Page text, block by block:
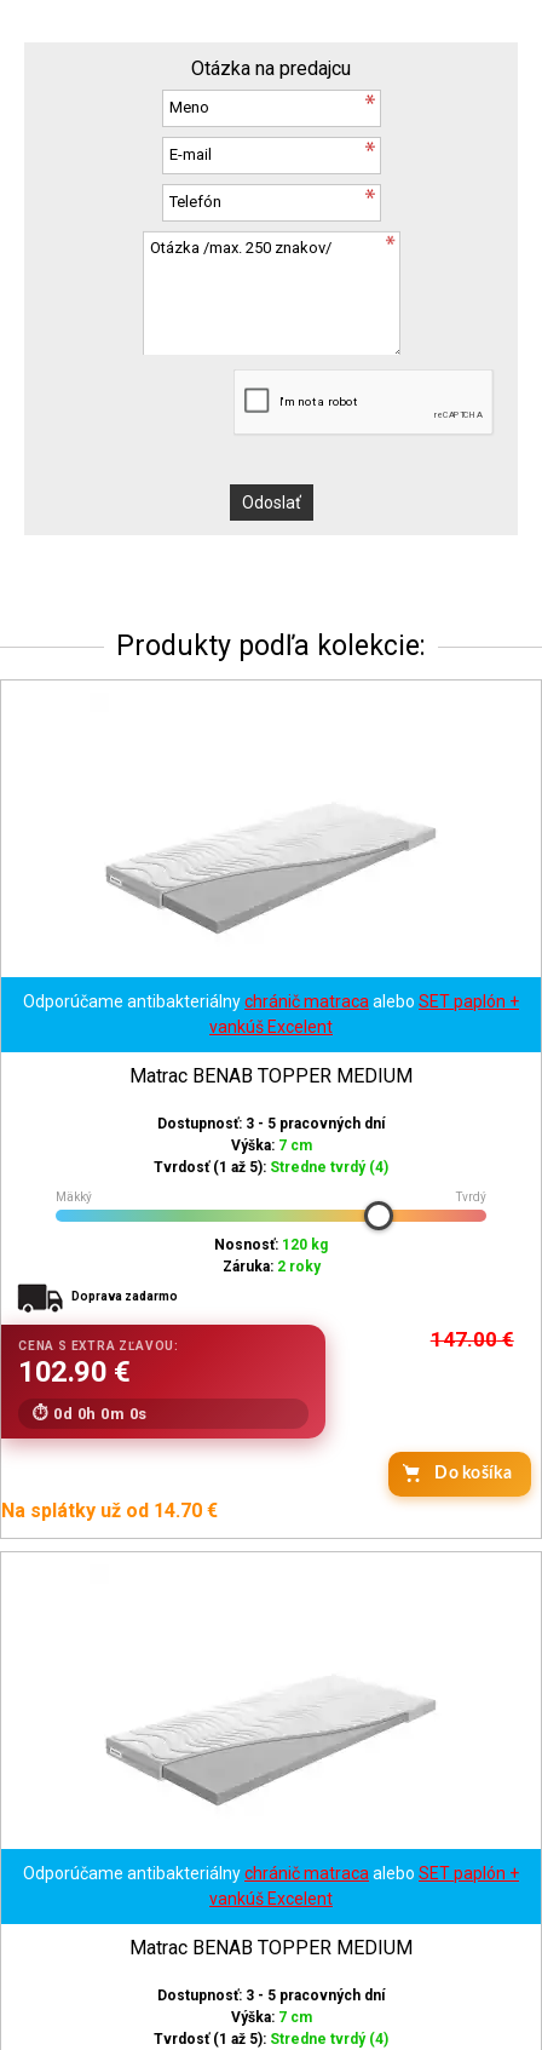
Otázka na predajcu
Produkty podľa kolekcie:
Odporúčame antibakteriálnychránič matraca alebo SET paplón +
vankúš Excelent
Matrac BENAB TOPPER MEDIUM
Dostupnosť: 3 - 5 pracovných dní
Výška: 7 cm
Tvrdosť (1 až 5): Stredne tvrdý (4)
Mäkký Tvrdý
Nosnosť: 120 kg
Záruka: 2 roky
Doprava zadarmo
147.00€
0d 0h 0m 0s
Do košíka
Na splátky už od 14.70 €
Odporúčame antibakteriálnychránič matraca alebo SET paplón +
vankúš Excelent
Matrac BENAB TOPPER MEDIUM
Dostupnosť: 3 - 5 pracovných dní
Výška: 7 cm
Tvrdosť (1 až 5): Stredne tvrdý (4)